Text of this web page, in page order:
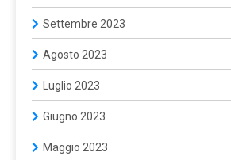
Settembre 2023
Agosto 2023
Luglio 2023
Giugno 2023
Maggio 2023